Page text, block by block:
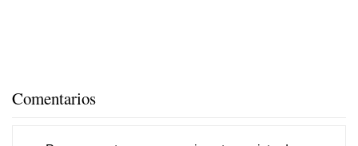
Comentarios